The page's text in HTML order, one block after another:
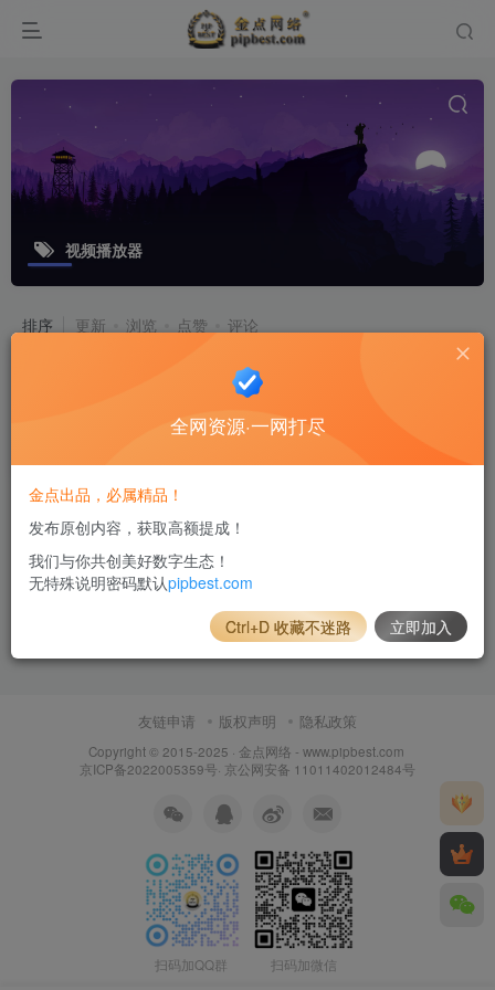
视频播放器
排序 更新 浏览 点赞 评论
XPlayer万能视频播放器 v2.4.9.2 去广
告高级版
软件工具
友链申请 版权声明 隐私政策
Copyright © 2015-2025 · 金点网络 - www.pipbest.com
京ICP备2022005359号· 京公网安备 11011402012484号
扫码加QQ群 扫码加微信
全网资源·一网打尽
金点出品，必属精品！
发布原创内容，获取高额提成！
我们与你共创美好数字生态！
无特殊说明密码默认pipbest.com
Ctrl+D 收藏不迷路 立即加入